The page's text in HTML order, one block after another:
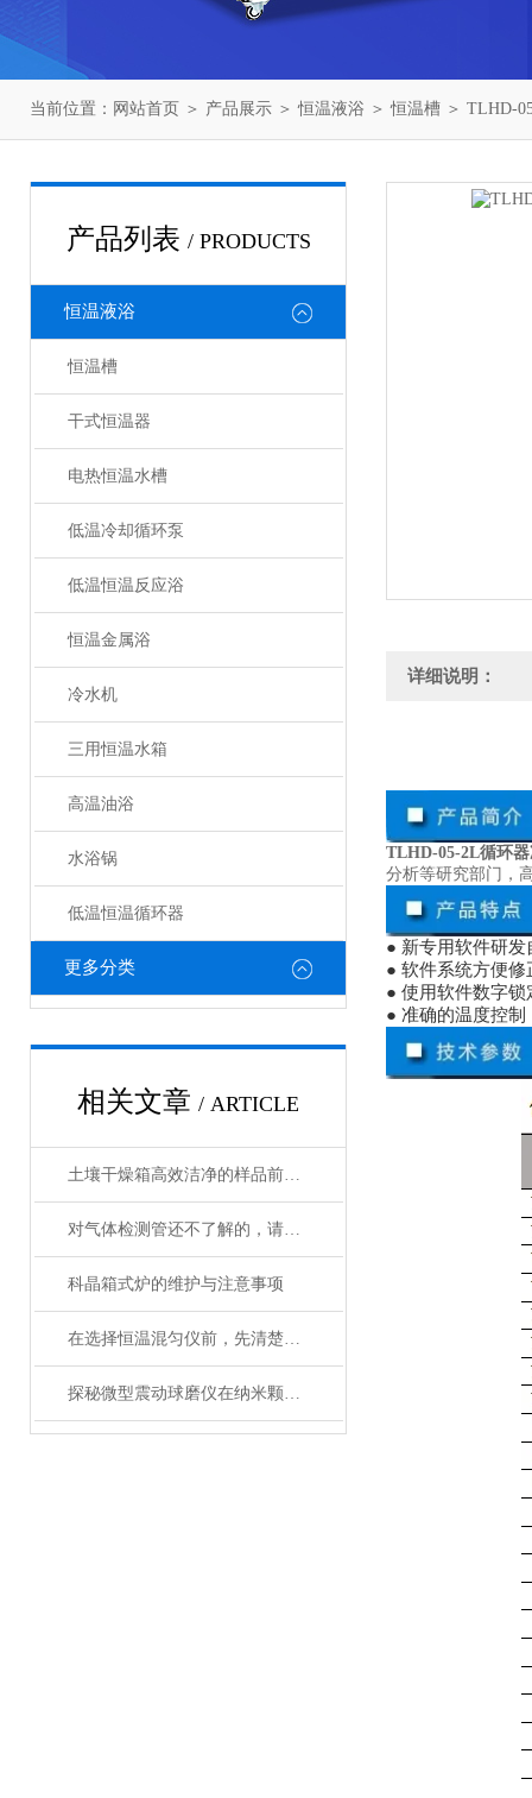
当前位置： 网站首页 ＞ 产品展示 ＞恒温液浴 ＞恒温槽 ＞ TLHD-
产品列表 / PRODUCTS
恒温液浴
恒温槽
干式恒温器
电热恒温水槽
低温冷却循环泵
低温恒温反应浴
恒温金属浴
冷水机
三用恒温水箱
高温油浴
水浴锅
低温恒温循环器
更多分类
相关文章 / ARTICLE
土壤干燥箱高效洁净的样品前处理设备
对气体检测管还不了解的，请看这里！
科晶箱式炉的维护与注意事项
在选择恒温混匀仪前，先清楚实验的需求
探秘微型震动球磨仪在纳米颗粒制备中的关键作用
详细说明：
TLHD-05-2L循环
分析等研究部门，
● 新专用软件研发
● 软件系统方便
● 使用软件数字
● 准确的温度控